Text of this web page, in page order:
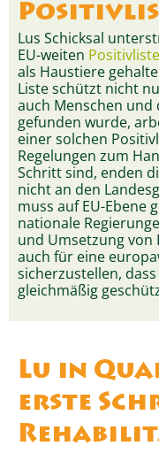
Lus Schicksal
EU-weiten Positivliste
als Haustiere
Liste schützt nicht
auch Menschen und
gefunden wurde,
einer solchen
Regelungen zum
Schritt sind, enden
nicht an den
muss auf EU-Ebene
nationale
und Umsetzung von
auch für eine
sicherzustellen,
gleichmäßig
Lu in
erste